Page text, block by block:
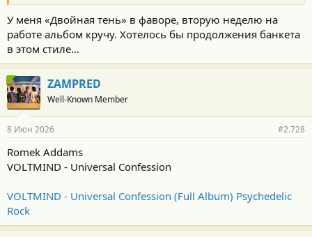
У меня «Двойная тень» в фаворе, вторую неделю на
работе альбом кручу. Хотелось бы продолжения банкета
в этом стиле…
ZAMPRED
Well-Known Member
8 Июн 2026 #2.728
Romek Addams
VOLTMIND - Universal Confession
VOLTMIND - Universal Confession (Full Album) Psychedelic
Rock